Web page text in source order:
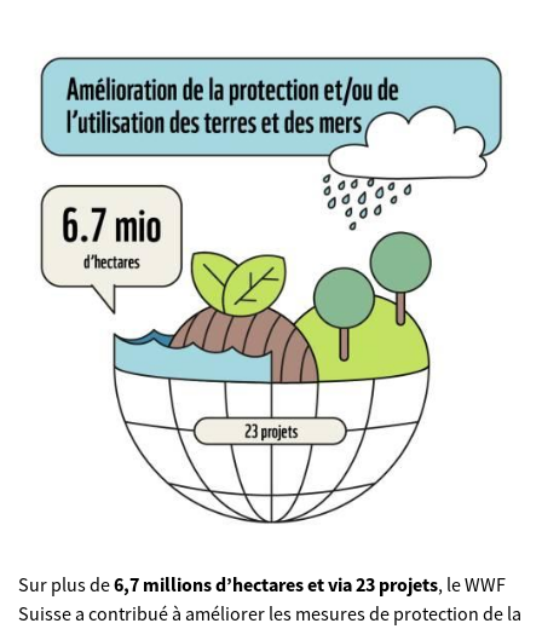
Sur plus de6,7 millions d’hectares et via 23 projets, le WWF
Suisse a contribué à améliorer les mesures de protection de la